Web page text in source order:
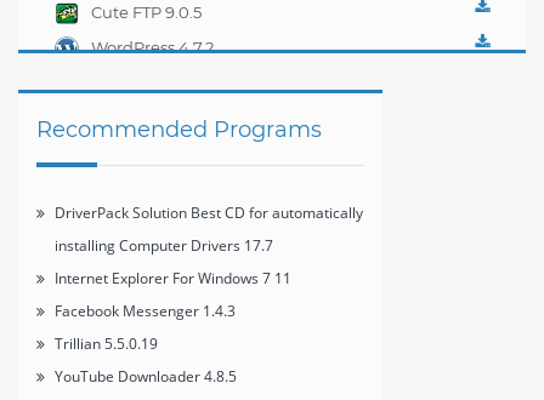
Cute FTP 9.0.5
WordPress 4.7.2
Recommended Programs
DriverPack Solution Best CD for automatically
installing Computer Drivers 17.7
Internet Explorer For Windows 7 11
Facebook Messenger 1.4.3
Trillian 5.5.0.19
YouTube Downloader 4.8.5